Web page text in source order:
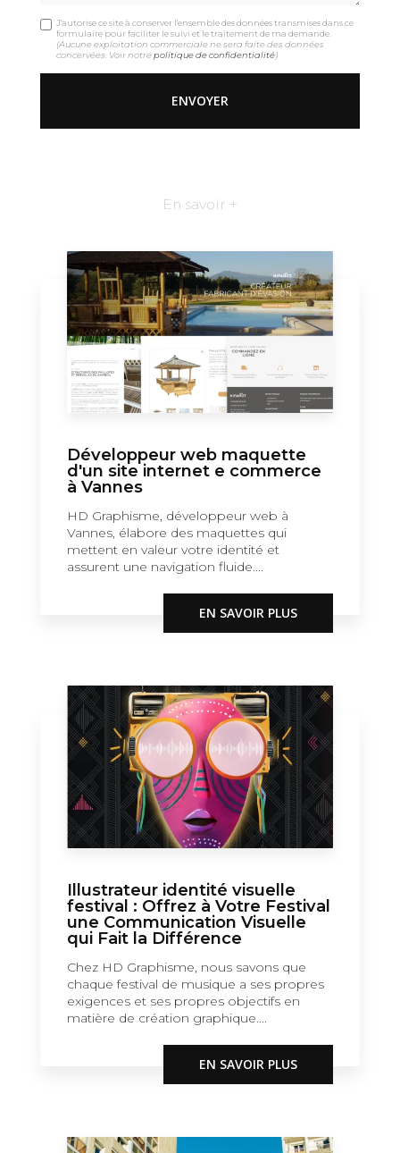
J'autorise ce site à conserver l'ensemble des données transmises dans ce
formulaire pour faciliter le suivi et le traitement de ma demande.
(Aucune exploitation commerciale ne sera faite des données
concervées. Voir notrepolitique de confidentialité)
En savoir +
Développeur web maquette
d'un site internet e commerce
à Vannes
HD Graphisme, développeur web à
Vannes, élabore des maquettes qui
mettent en valeur votre identité et
assurent une navigation fluide....
EN SAVOIR PLUS
Illustrateur identité visuelle
festival : Offrez à Votre Festival
une Communication Visuelle
qui Fait la Différence
Chez HD Graphisme, nous savons que
chaque festival de musique a ses propres
exigences et ses propres objectifs en
matière de création graphique....
EN SAVOIR PLUS